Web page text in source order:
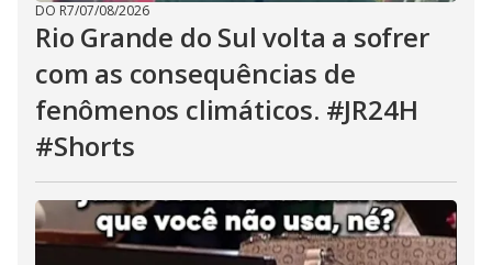
DO R7/07/08/2026
Rio Grande do Sul volta a sofrer
com as consequências de
fenômenos climáticos. #JR24H
#Shorts